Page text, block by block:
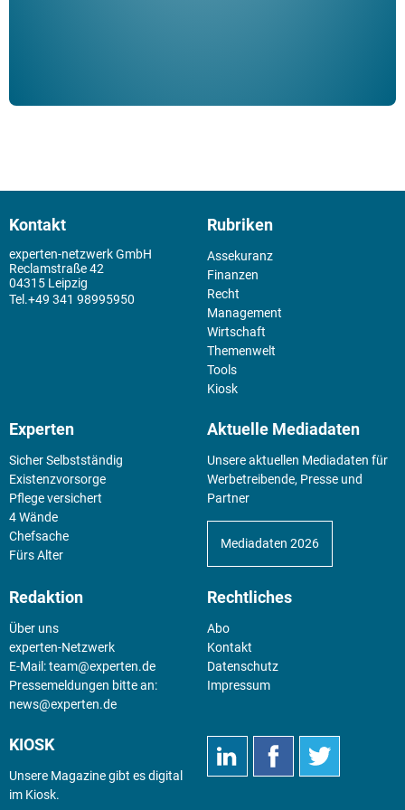
Kontakt
experten-netzwerk GmbH
Reclamstraße 42
04315 Leipzig
+49 341 98995950
Rubriken
Assekuranz
Finanzen
Recht
Management
Wirtschaft
Themenwelt
Tools
Kiosk
Experten
Sicher Selbstständig
Existenz­vorsorge
Pflege versichert
4 Wände
Chefsache
Fürs Alter
Aktuelle Mediadaten
Unsere aktuellen Mediadaten für
Werbetreibende, Presse und
Partner
Mediadaten 2026
Redaktion
Über uns
experten-Netzwerk
E-Mail:team@experten.de
Pressemeldungen bitte an:
news@experten.de
Rechtliches
Abo
Kontakt
Datenschutz
Impressum
KIOSK
Unsere Magazine gibt es digital
im Kiosk.